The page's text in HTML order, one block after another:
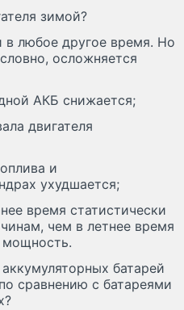
зимой?
в любое другое время. Но
осложняется
АКБ снижается;
двигателя
и
ухудшается;
время статистически
чем в летнее время
мощность.
батарей
сравнению с батареями